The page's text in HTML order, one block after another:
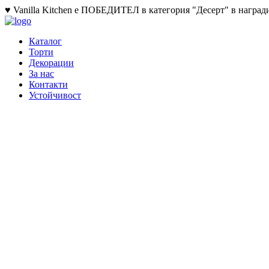
♥ Vanilla Kitchen е ПОБЕДИТЕЛ в категория "Десерт" в
Каталог
Торти
Декорации
За нас
Контакти
Устойчивост